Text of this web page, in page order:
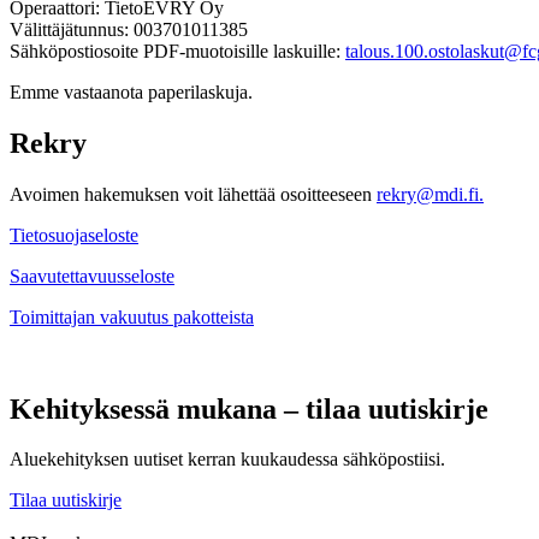
Operaattori: TietoEVRY Oy
Välittäjätunnus: 003701011385
Sähköpostiosoite PDF-muotoisille laskuille:
Emme vastaanota paperilaskuja.
Rekry
Avoimen hakemuksen voit lähettää osoitteeseen rekry@mdi.fi.
Tietosuojaseloste
Saavutettavuusseloste
Toimittajan vakuutus pakotteista
Kehityksessä mukana – tilaa uutiskirje
Aluekehityksen uutiset kerran kuukaudessa sähköpostiisi.
Tilaa uutiskirje